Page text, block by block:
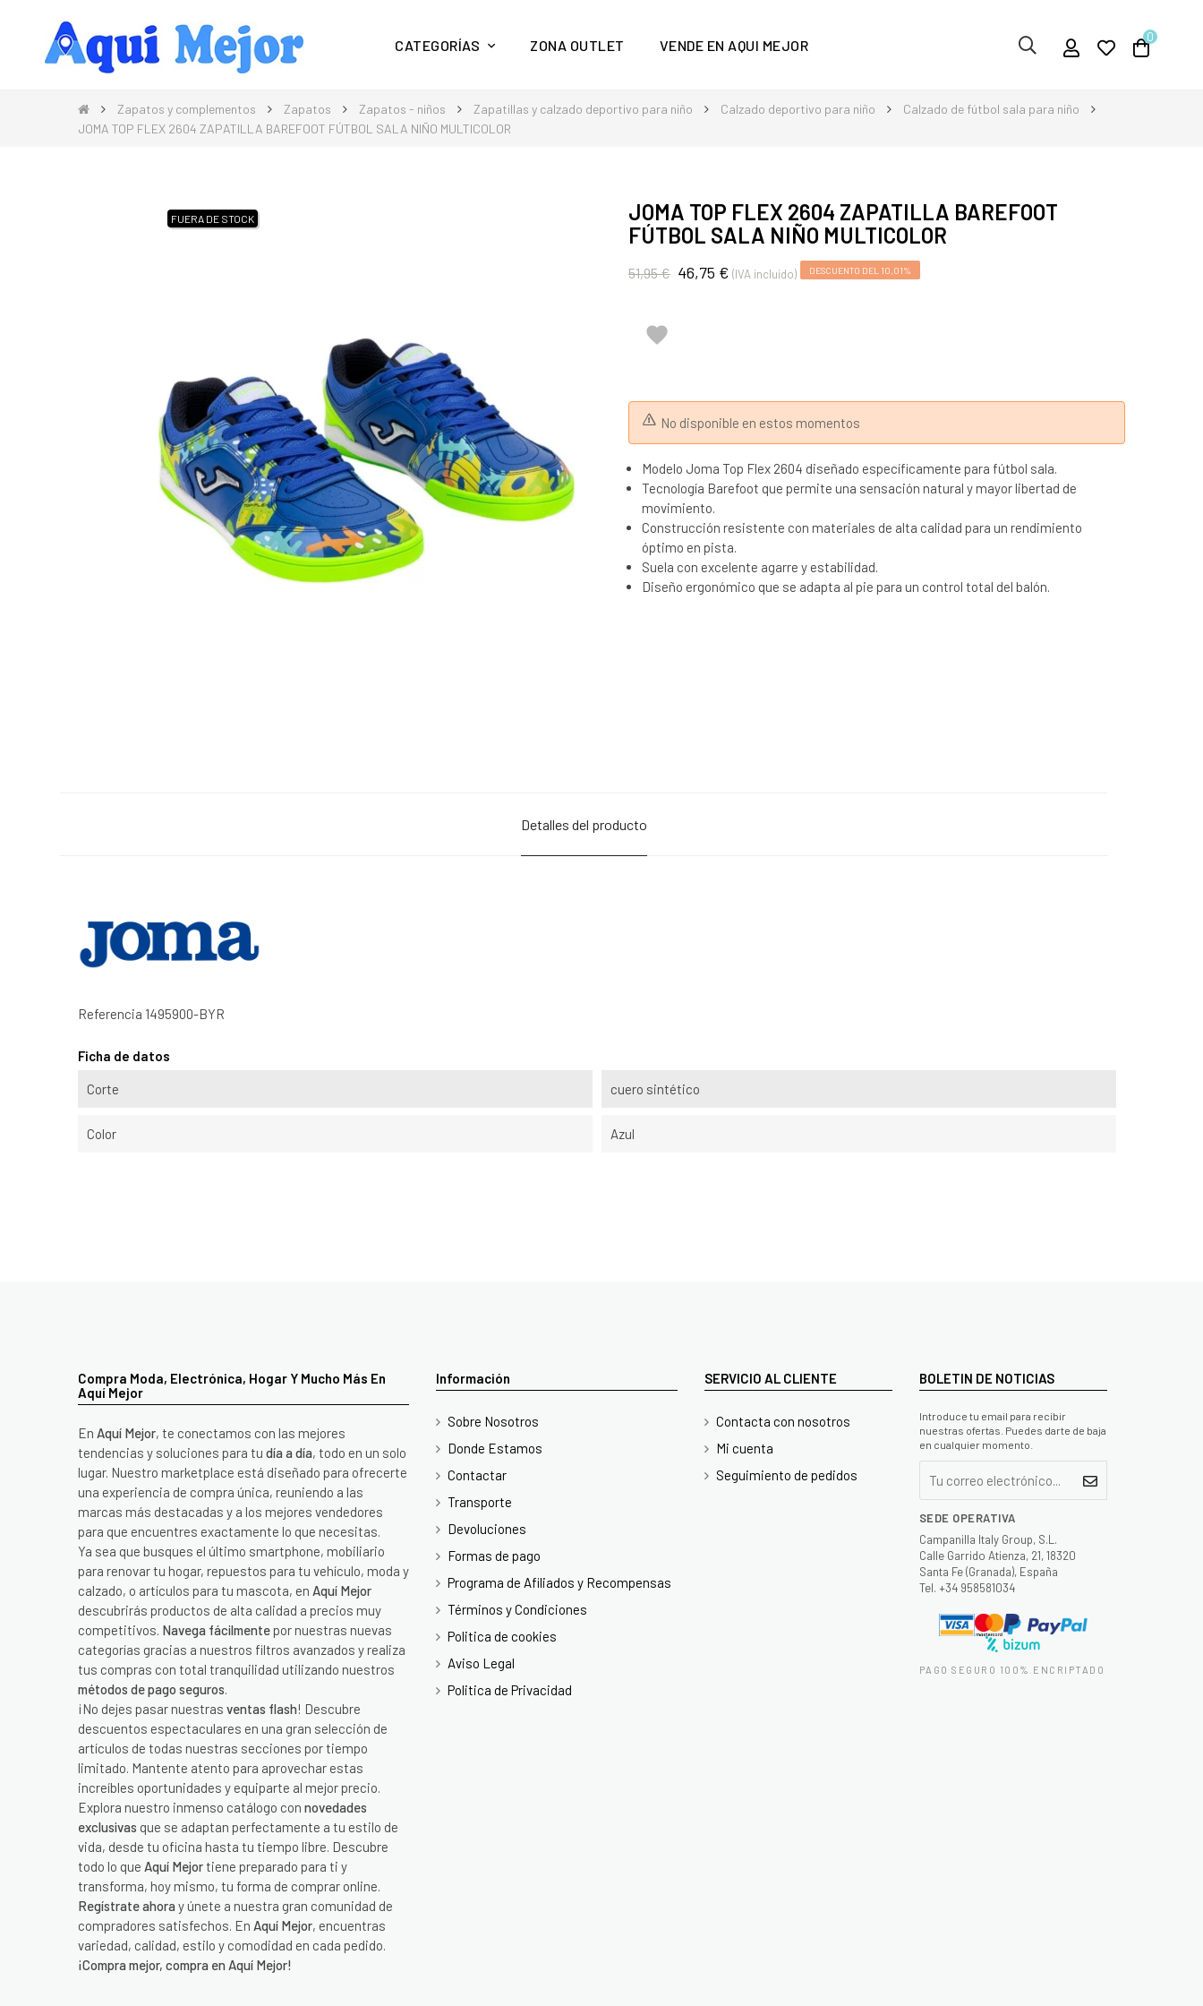
Compra Moda, Electrónica, Hogar y mucho más en Aquí Mejor
CATEGORÍAS ZONA OUTLET VENDE EN AQUI MEJOR 0
Zapatos y complementos Zapatos Zapatos - niños Zapatillas y calzado deportivo para niño Calzado deportivo para niño
Calzado de fútbol sala para niño
JOMA TOP FLEX 2604 ZAPATILLA BAREFOOT FÚTBOL SALA NIÑO MULTICOLOR
FUERA DE STOCK
JOMA TOP FLEX 2604 ZAPATILLA BAREFOOT
FÚTBOL SALA NIÑO MULTICOLOR
51,95 € 46,75 € (IVA incluido) DESCUENTO DEL 10,01%

No disponible en estos momentos
Modelo Joma Top Flex 2604 diseñado específicamente para fútbol sala.
Tecnología Barefoot que permite una sensación natural y mayor libertad de
movimiento.
Construcción resistente con materiales de alta calidad para un rendimiento
óptimo en pista.
Suela con excelente agarre y estabilidad.
Diseño ergonómico que se adapta al pie para un control total del balón.
Detalles del producto
Referencia 1495900-BYR
Ficha de datos
Corte cuero sintético
Color Azul
Compra Moda, Electrónica, Hogar Y Mucho Más En
Aquí Mejor
En Aquí Mejor, te conectamos con las mejores
tendencias y soluciones para tu día a día, todo en un solo
lugar. Nuestro marketplace está diseñado para ofrecerte
una experiencia de compra única, reuniendo a las
marcas más destacadas y a los mejores vendedores
para que encuentres exactamente lo que necesitas.
Ya sea que busques el último smartphone, mobiliario
para renovar tu hogar, repuestos para tu vehículo, moda y
calzado, o artículos para tu mascota, en Aquí Mejor
descubrirás productos de alta calidad a precios muy
competitivos. Navega fácilmente por nuestras nuevas
categorías gracias a nuestros filtros avanzados y realiza
tus compras con total tranquilidad utilizando nuestros
métodos de pago seguros.
¡No dejes pasar nuestras ventas flash! Descubre
descuentos espectaculares en una gran selección de
artículos de todas nuestras secciones por tiempo
limitado. Mantente atento para aprovechar estas
increíbles oportunidades y equiparte al mejor precio.
Explora nuestro inmenso catálogo con novedades
exclusivas que se adaptan perfectamente a tu estilo de
vida, desde tu oficina hasta tu tiempo libre. Descubre
todo lo que Aquí Mejortiene preparado para ti y
transforma, hoy mismo, tu forma de comprar online.
Regístrate ahora y únete a nuestra gran comunidad de
compradores satisfechos. En Aquí Mejor, encuentras
variedad, calidad, estilo y comodidad en cada pedido.
¡Compra mejor, compra en Aquí Mejor!
Información
Sobre Nosotros
Donde Estamos
Contactar
Transporte
Devoluciones
Formas de pago
Programa de Afiliados y Recompensas
Términos y Condiciones
Politica de cookies
Aviso Legal
Politica de Privacidad
SERVICIO AL CLIENTE
Contacta con nosotros
Mi cuenta
Seguimiento de pedidos
BOLETIN DE NOTICIAS
Introduce tu email para recibir
nuestras ofertas. Puedes darte de baja
en cualquier momento.
SEDE OPERATIVA
Campanilla Italy Group, S.L.
Calle Garrido Atienza, 21, 18320
Santa Fe (Granada), España
Tel. +34 958581034
PAGO SEGURO 100% ENCRIPTADO